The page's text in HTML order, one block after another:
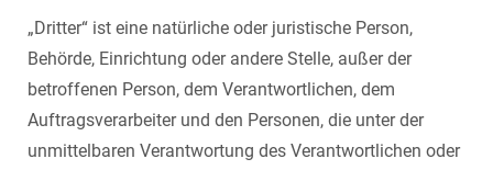
„Dritter“ ist eine natürliche oder juristische Person,
Behörde, Einrichtung oder andere Stelle, außer der
betroffenen Person, dem Verantwortlichen, dem
Auftragsverarbeiter und den Personen, die unter der
unmittelbaren Verantwortung des Verantwortlichen oder